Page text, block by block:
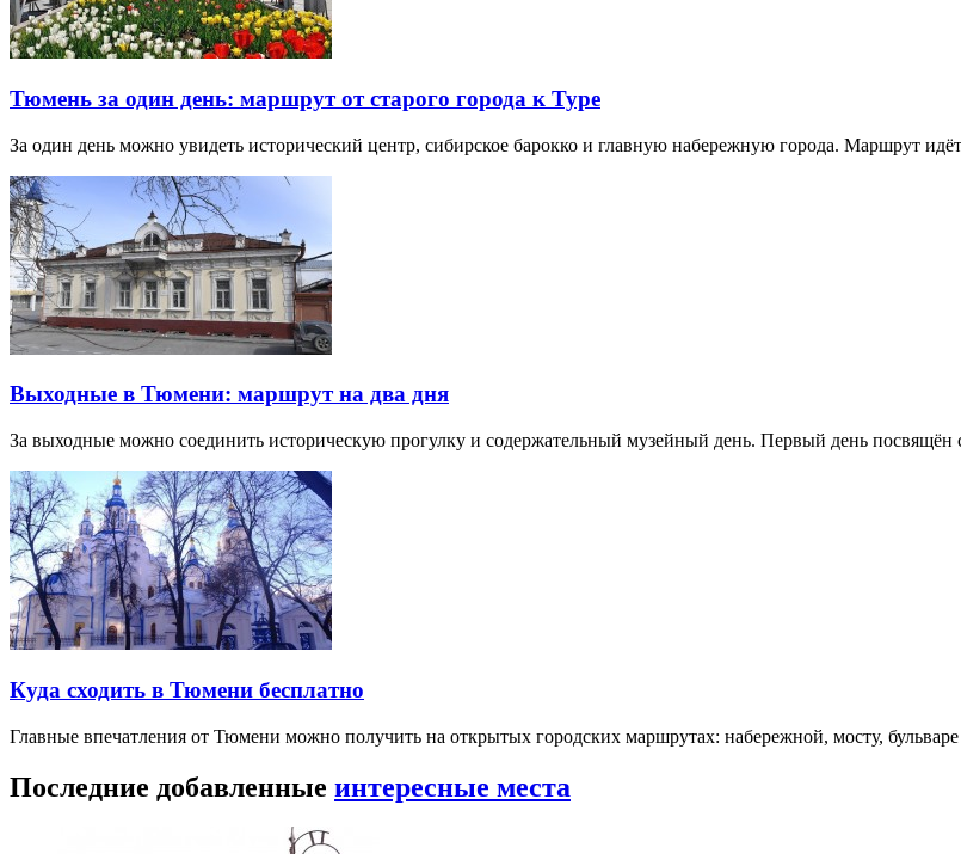
Тюмень за один день: маршрут от старого города к Туре
За один день можно увидеть исторический центр, сибирское барокко и главную набережную города. Маршрут
Выходные в Тюмени: маршрут на два дня
За выходные можно соединить историческую прогулку и содержательный музейный день. Первый день
Куда сходить в Тюмени бесплатно
Главные впечатления от Тюмени можно получить на открытых городских маршрутах: набережной, мосту,
Последние добавленные интересные места